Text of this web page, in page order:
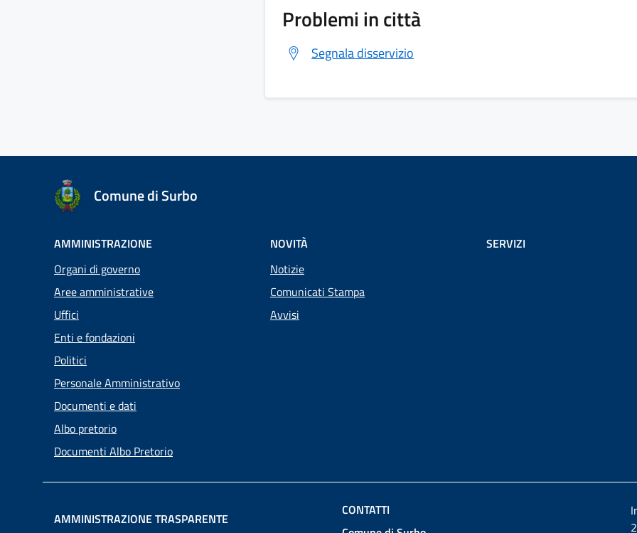
Problemi in città
Segnala disservizio
Comune di Surbo
AMMINISTRAZIONE
Organi di governo
Aree amministrative
Uffici
Enti e fondazioni
Politici
Personale Amministrativo
Documenti e dati
Albo pretorio
Documenti Albo Pretorio
NOVITÀ
Notizie
Comunicati Stampa
Avvisi
SERVIZI
AMMINISTRAZIONE TRASPARENTE
CONTATTI